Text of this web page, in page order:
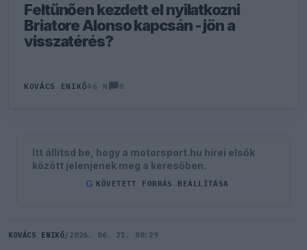
Feltűnően kezdett el nyilatkozni
Briatore Alonso kapcsán - jön a
visszatérés?
KOVÁCS ENIKŐ46 N 0
Itt állítsd be, hogy a motorsport.hu hírei elsők
között jelenjenek meg a keresőben.
G KÖVETETT FORRÁS BEÁLLÍTÁSA
KOVÁCS ENIKŐ/ 2026. 06. 21. 08:29